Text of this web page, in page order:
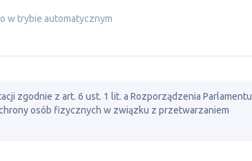
w trybie automatycznym
zgodnie z art. 6 ust. 1 lit. a Rozporządzenia Parlamentu
osób fizycznych w związku z przetwarzaniem